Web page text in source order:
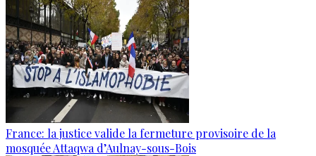
France: la justice valide la fermeture provisoire de la
mosquée Attaqwa d’Aulnay-sous-Bois